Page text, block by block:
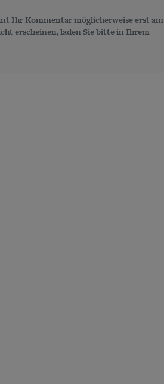
Ihr Kommentar möglicherweise erst am
erscheinen, laden Sie bitte in Ihrem